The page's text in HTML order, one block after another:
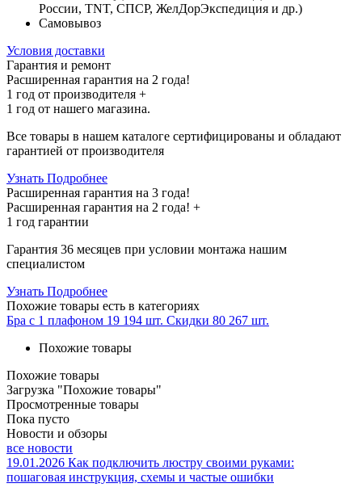
России, TNT, СПСР, ЖелДорЭкспедиция и др.)
Самовывоз
Условия доставки
Гарантия и ремонт
Расширенная гарантия на 2 года!
1 год от производителя +
1 год от нашего магазина.
Все товары в нашем каталоге сертифицированы и обладают
гарантией от производителя
Узнать Подробнее
Расширенная гарантия на 3 года!
Расширенная гарантия на 2 года! +
1 год гарантии
Гарантия 36 месяцев при условии монтажа нашим
специалистом
Узнать Подробнее
Похожие товары есть в категориях
Бра с 1 плафоном 19 194 шт. Скидки 80 267 шт.
Похожие товары
Похожие товары
Загрузка "Похожие товары"
Просмотренные товары
Пока пусто
Новости и обзоры
все новости
19.01.2026 Как подключить люстру своими руками:
пошаговая инструкция, схемы и частые ошибки